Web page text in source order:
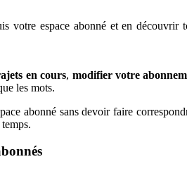
votre espace abonné et en découvrir
en cours, modifier votre
les mots.
abonné sans devoir faire